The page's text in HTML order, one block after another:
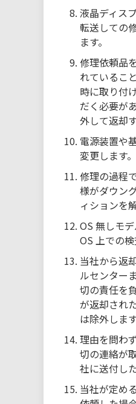
液晶ディス
転送しての
ます。
修理依頼品
れているこ
時に取り付
だく必要が
外して返却
電源装置や
変更します
修理の過程
様がダウン
ィションを
OS 無しモ
OS 上での検
当社から返
ルセンター
切の責任を
が返却され
は除外します
理由を問わ
切の連絡が
社に送付し
当社が定め